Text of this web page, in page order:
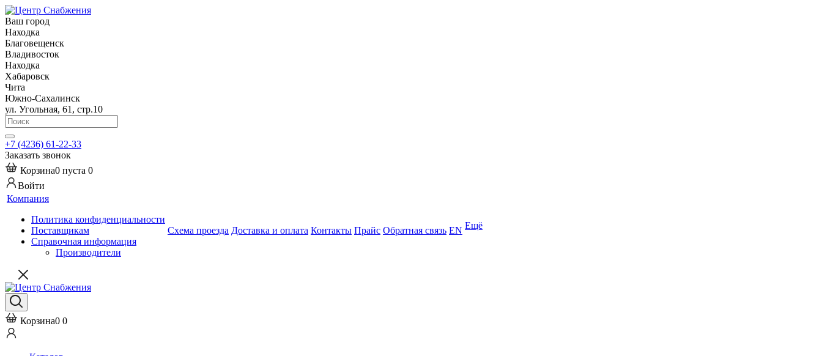
Ваш город
Находка
Благовещенск
Владивосток
Находка
Хабаровск
Чита
Южно-Сахалинск
ул. Угольная, 61, стр.10
+7 (4236) 61-22-33
Заказать звонок
Корзина0 пуста 0
Войти
Компания
Политика конфиденциальности
Поставщикам
Справочная информация
Производители
Схема проезда Доставка и оплата Контакты Прайс Обратная связь EN Ещё
Корзина0 0